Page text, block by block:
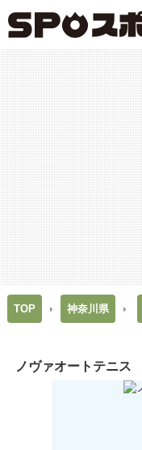
TOP 神奈川県
ノヴァオートテニス